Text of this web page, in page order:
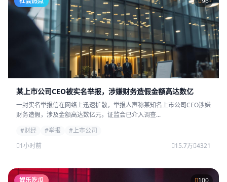
某上市公司CEO被实名举报，涉嫌财务造假金额高达数亿
一封实名举报信在网络上迅速扩散，举报人声称某知名上市公司CEO涉嫌
财务造假，涉及金额高达数亿元，证监会已介入调查...
#财经
#举报
#上市公司
1小时前
15.7万 4321
娱乐吃瓜 100